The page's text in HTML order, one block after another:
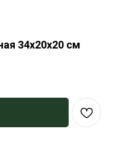
34х20х20 см